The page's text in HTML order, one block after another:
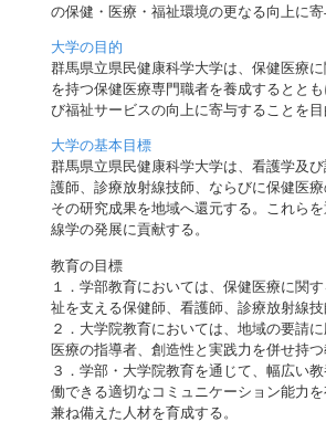
の保健・医療・福祉環境の更なる向上に寄
大学の目的
群馬県立県民健康科学大学は、保健医療
を持つ保健医療専門職者を養成するとと
び福祉サービスの向上に寄与することを目
大学の基本目標
群馬県立県民健康科学大学は、看護学及
護師、診療放射線技師、ならびに保健医
その研究成果を地域へ還元する。これら
線学の発展に貢献する。
教育の目標
１．学部教育においては、保健医療に関
祉を支える保健師、看護師、診療放射線技
２．大学院教育においては、地域の要請
医療の指導者、創造性と実践力を併せ持つ
３．学部・大学院教育を通じて、幅広い
働できる適切なコミュニケーション能力
兼ね備えた人材を育成する。